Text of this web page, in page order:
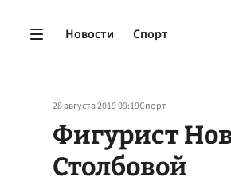
Новости Спорт
28 августа 2019 09:19Спорт
Фигурист
Столбовой